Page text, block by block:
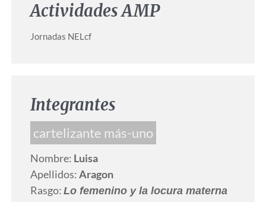
Actividades AMP
Jornadas NELcf
Integrantes
cartelizante más-uno
Nombre: Luisa
Apellidos:Aragon
Rasgo: Lo femenino y la locura materna